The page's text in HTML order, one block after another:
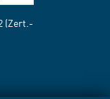
(Zert.-